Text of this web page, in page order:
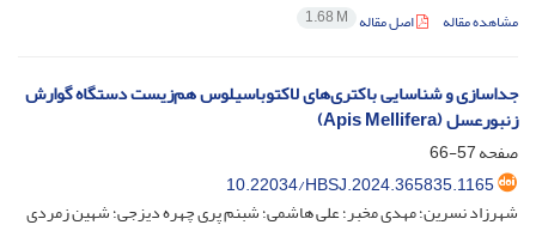
مشاهده مقاله اصل مقاله 1.68 M
جداسازی و شناسایی باکتری‌های لاکتوباسیلوس هم‌زیست دستگاه گوارش
زنبور‌عسل (Apis Mellifera)
صفحه57-66
10.22034/HBSJ.2024.365835.1165
شهرزاد نسرین؛ مهدی مخبر؛ علی هاشمی؛ شبنم پری چهره دیزجی؛ شهین زمردی